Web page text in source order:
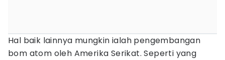
Hal baik lainnya mungkin ialah pengembangan
bom atom oleh Amerika Serikat. Seperti yang